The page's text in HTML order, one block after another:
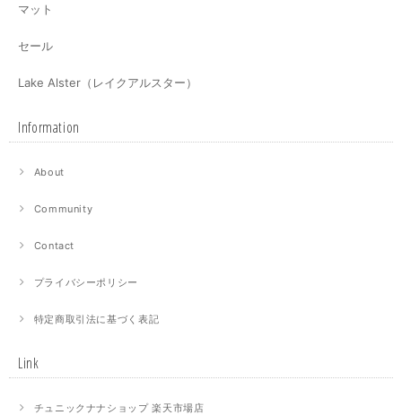
マット
セール
Lake Alster（レイクアルスター）
Information
About
Community
Contact
プライバシーポリシー
特定商取引法に基づく表記
Link
チュニックナナショップ 楽天市場店